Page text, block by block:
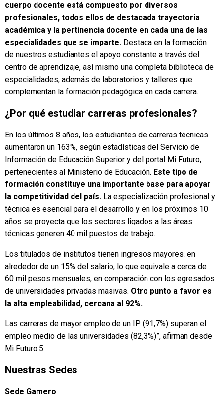
cuerpo docente está compuesto por diversos
profesionales, todos ellos de destacada trayectoria
académica y la pertinencia docente en cada una de las
especialidades que se imparte. Destaca en la formación
de nuestros estudiantes el apoyo constante a través del
centro de aprendizaje, así mismo una completa biblioteca de
especialidades, además de laboratorios y talleres que
complementan la formación pedagógica en cada carrera.
¿Por qué estudiar carreras profesionales?
En los últimos 8 años, los estudiantes de carreras técnicas
aumentaron un 163%, según estadísticas del Servicio de
Información de Educación Superior y del portal Mi Futuro,
pertenecientes al Ministerio de Educación. Este tipo de
formación constituye una importante base para apoyar
la competitividad del país. La especialización profesional y
técnica es esencial para el desarrollo y en los próximos 10
años se proyecta que los sectores ligados a las áreas
técnicas generen 40 mil puestos de trabajo.
Los titulados de institutos tienen ingresos mayores, en
alrededor de un 15% del salario, lo que equivale a cerca de
60 mil pesos mensuales, en comparación con los egresados
de universidades privadas masivas. Otro punto a favor es
la alta empleabilidad, cercana al 92%.
Las carreras de mayor empleo de un IP (91,7%) superan el
empleo medio de las universidades (82,3%)”, afirman desde
Mi Futuro.5.
Nuestras Sedes
Sede Gamero